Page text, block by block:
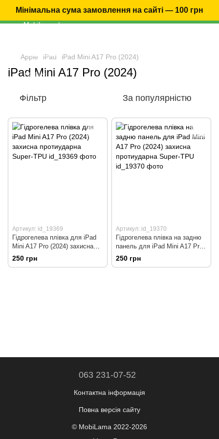
Мінімальна сума замовлення на сайті — 100 грн
Apple iPad iPad Mini A17 Pro (2024)
iPad Mini A17 Pro (2024)
Фільтр За популярністю
Артикул: id_19369
Гідрогелева плівка для iPad
Mini A17 Pro (2024) захисна
протиударна Super-TPU
250 грн
Артикул: id_19370
Гідрогелева плівка на задню
панель для iPad Mini A17 Pro
(2024) захисна протиударна
Super-TPU
250 грн
063 231-07-52
Контактна інформація
Повна версія сайту
© MobiLama 2022-2026